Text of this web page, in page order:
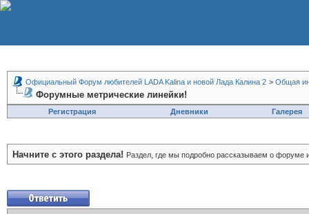
Официальный Форум любителей LADA Kalina и новой Лада Калина 2 > Общая
Форумные метрические линейки!
Регистрация Дневники Галерея
Начните с этого раздела! Раздел, где мы подробно рассказываем о форуме